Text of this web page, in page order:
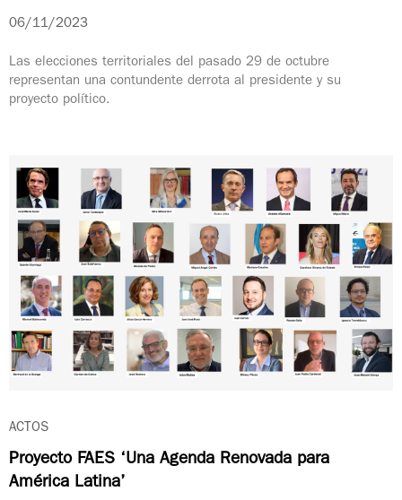
06/11/2023
Las elecciones territoriales del pasado 29 de octubre
representan una contundente derrota al presidente y su
proyecto político.
ACTOS
Proyecto FAES ‘Una Agenda Renovada para
América Latina’